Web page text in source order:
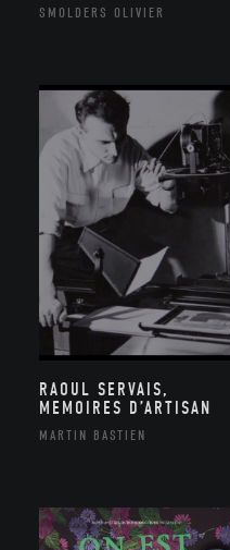
SMOLDERS OLIVIER
RAOUL SERVAIS,
MEMOIRES D’ARTISAN
MARTIN BASTIEN